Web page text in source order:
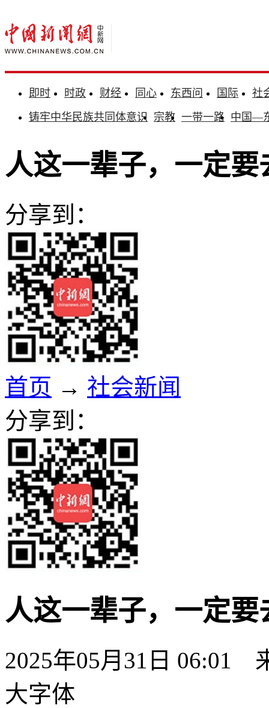
即时 时政 财经 同心 东西问 国际
社
铸牢中华民族共同体意识 宗教 一带一路 中国—
人这一辈子，一定
分享到：
首页 → 社会新闻
分享到：
人这一辈子，一定
2025年05月31日 06:01
大字体